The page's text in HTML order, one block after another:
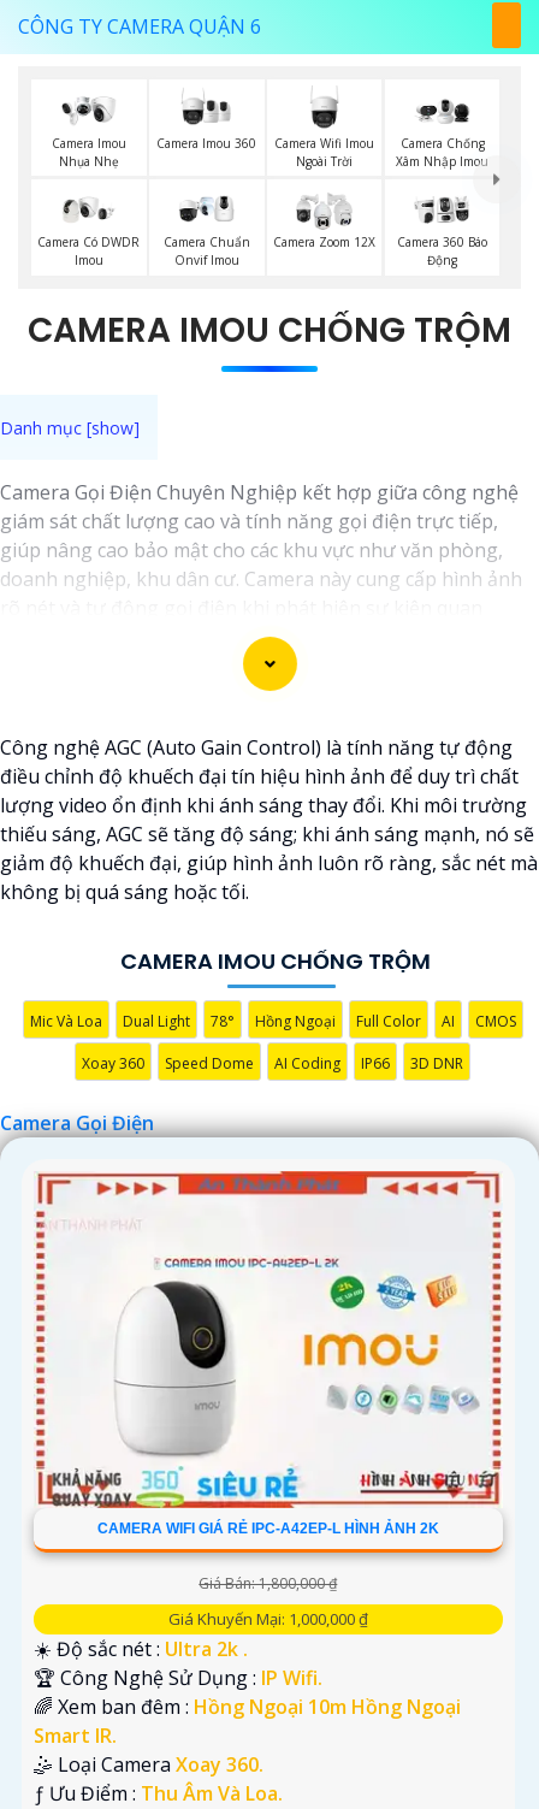
CÔNG TY CAMERA QUẬN 6
Camera Imou
Nhụa Nhẹ
Camera Imou 360
Camera Wifi Imou
Ngoài Trời
Camera Chống
Xâm Nhập Imou
Camera Có DWDR
Imou
Camera Chuẩn
Onvif Imou
Camera Zoom 12X
Camera 360 Báo
Động
CAMERA IMOU CHỐNG TRỘM
Camera Gọi Điện Chuyên Nghiệp kết hợp giữa công nghệ
giám sát chất lượng cao và tính năng gọi điện trực tiếp,
giúp nâng cao bảo mật cho các khu vực như văn phòng,
doanh nghiệp, khu dân cư. Camera này cung cấp hình ảnh
trọng, giúp người dùng phản ứng kịp thời. Với khả năng
nhận diện chuyển động, ghi hình ban đêm và lưu trữ dữ
liệu trên đám mây, camera này mang lại một hệ thống giám
Công nghệ AGC (Auto Gain Control) là tính năng tự động
điều chỉnh độ khuếch đại tín hiệu hình ảnh để duy trì chất
lượng video ổn định khi ánh sáng thay đổi. Khi môi trường
thiếu sáng, AGC sẽ tăng độ sáng; khi ánh sáng mạnh, nó sẽ
giảm độ khuếch đại, giúp hình ảnh luôn rõ ràng, sắc nét mà
không bị quá sáng hoặc tối.
CAMERA IMOU CHỐNG TRỘM
Mic Và Loa Dual Light 78° Hồng Ngoại Full Color AI CMOS
Xoay 360 Speed Dome AI Coding IP66 3D DNR
Camera Gọi Điện
CAMERA WIFI GIÁ RẺ IPC-A42EP-L HÌNH ẢNH 2K
Giá Bán: 1,800,000 ₫
Giá Khuyến Mại: 1,000,000 ₫
☀️ Độ sắc nét : Ultra 2k .
🏆 Công Nghệ Sử Dụng : IP Wifi.
🌈 Xem ban đêm : Hồng Ngoại 10m Hồng Ngoại
Smart IR.
🤹 Loại Camera Xoay 360.
️ƒ Ưu Điểm : Thu Âm Và Loa.